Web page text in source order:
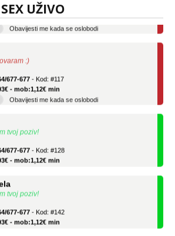
UŽIVO
- mob:1,12€ min
:)
- mob:1,12€ min
Obavijesti me kada se oslobodi
tvoj poziv!
- mob:1,12€ min
tvoj poziv!
- mob:1,12€ min